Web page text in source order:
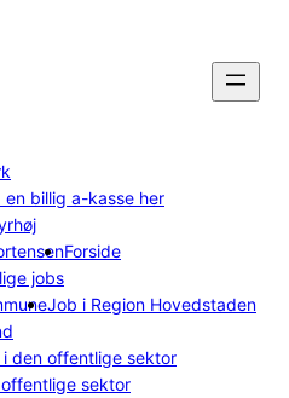
en billig a-kasse her
Forside
jobs
Job i Region Hovedstaden
den offentlige sektor
sektor